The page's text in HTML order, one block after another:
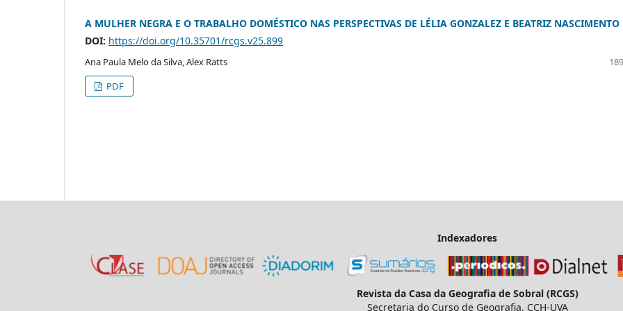
A MULHER NEGRA E O TRABALHO DOMÉSTICO NAS PERSPECTIVAS DE LÉLIA GONZALEZ E BEATRIZ NASCIMENTO
DOI: https://doi.org/10.35701/rcgs.v25.899
Ana Paula Melo da Silva, Alex Ratts
PDF
Indexadores
Revista da Casa da Geografia de Sobral (RCGS)
Secretaria do Curso de Geografia, CCH-UVA